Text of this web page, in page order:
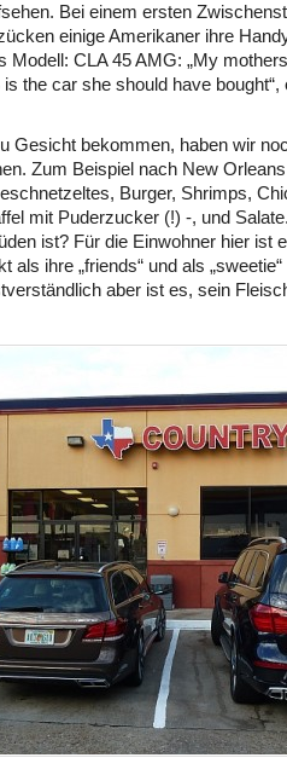
Bei einem ersten
einige Amerikaner ihre
Modell: CLA 45 AMG: „My
the car she should have bought“,
Gesicht bekommen, haben wir
Zum Beispiel nach New
Burger, Shrimps,
mit Puderzucker (!) -, und
ist? Für die Einwohner hier ist
als ihre „friends“ und als „sweetie“
aber ist es, sein